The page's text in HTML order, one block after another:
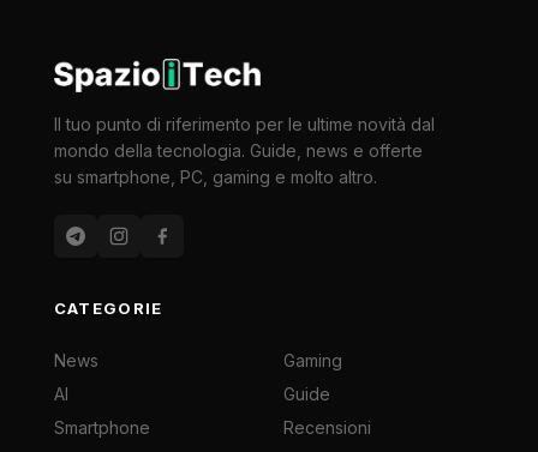
Il tuo punto di riferimento per le ultime novità dal
mondo della tecnologia. Guide, news e offerte
su smartphone, PC, gaming e molto altro.
CATEGORIE
News
AI
Smartphone
Gaming
Guide
Recensioni